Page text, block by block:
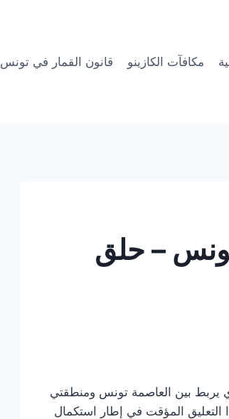
مكافآت الكازينو قانون القمار في تونس
– حلق
يربط بين العاصمة تونس ومنطقتي
أفريل 2026 وحتى 3 ماي المقبل. ويأتي هذا التعليق المؤقت في إطار استكمال